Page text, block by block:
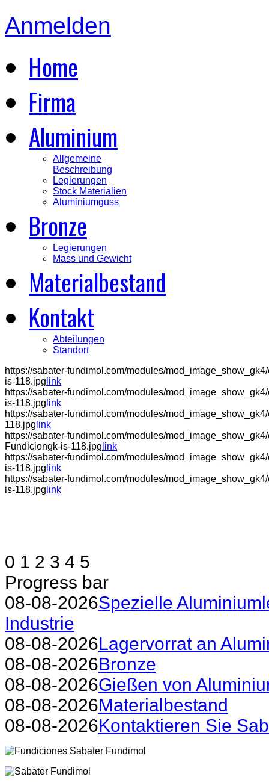
Anmelden
Home
Firma
Aluminium
Allgemeine
Beschreibung
Legierungen
Stock Materialien
Aluminiumguss
Bronze
Legierungen
Mass und Gewicht
Materialbestand
Kontakt
Abteilungen
Standort
https://sabater-fundimol.com/modules/
is-118.jpg link
https://sabater-fundimol.com/modules/
is-118.jpg link
https://sabater-fundimol.com/modules/
118.jpg link
https://sabater-fundimol.com/modules/
Fundiciongk-is-118.jpg link
https://sabater-fundimol.com/modules/
is-118.jpg link
https://sabater-fundimol.com/modules/
is-118.jpg link
0 1 2 3 4 5
Progress bar
08-08-2026Spezielle
Industrie
08-08-2026Lagervorrat an
08-08-2026Bronze
08-08-2026Gießen von
08-08-2026Materialbestand
08-08-2026Kontaktieren Sie